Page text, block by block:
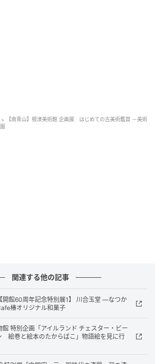
合、作者や制作年代、来歴を教え
気分に。 信仰心の篤さが伝わる仏画
銘文、文房具や器物に記された詩歌
栄と幸福への願いが込められている
仏画《文字絵十一面観音像
【南青山】根津美術館 企画展 はじめての古美術鑑賞 －美術
関連する他の記事
開館60周年記念特別展1】 川合玉堂 ―なつか
椿オリジナル和菓子
館 特別企画「アイルランド チェスター・ビー
絵巻と絵本のたからばこ」物語絵を見に行